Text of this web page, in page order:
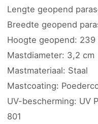
Lengte geopend
Breedte geopend
Hoogte geopend: 239
Mastdiameter: 3,2 cm
Mastmateriaal: Staal
Mastcoating:
UV-bescherming: UV
801